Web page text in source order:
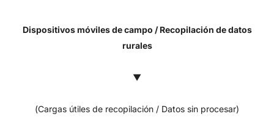
Dispositivos móviles de campo / Recopilación de datos
rurales
▼
(Cargas útiles de recopilación / Datos sin procesar)